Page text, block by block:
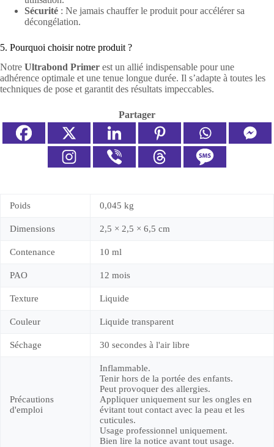
Sécurité : Ne jamais chauffer le produit pour accélérer sa
décongélation.
5. Pourquoi choisir notre produit ?
Notre Ultrabond Primer est un allié indispensable pour une
adhérence optimale et une tenue longue durée. Il s’adapte à toutes les
techniques de pose et garantit des résultats impeccables.
Partager
Poids 0,045 kg
Dimensions 2,5 × 2,5 × 6,5 cm
Contenance 10 ml
PAO 12 mois
Texture Liquide
Couleur Liquide transparent
Séchage 30 secondes à l'air libre
Précautions
d'emploi
Inflammable.
Tenir hors de la portée des enfants.
Peut provoquer des allergies.
Appliquer uniquement sur les ongles en
évitant tout contact avec la peau et les
cuticules.
Usage professionnel uniquement.
Bien lire la notice avant tout usage.